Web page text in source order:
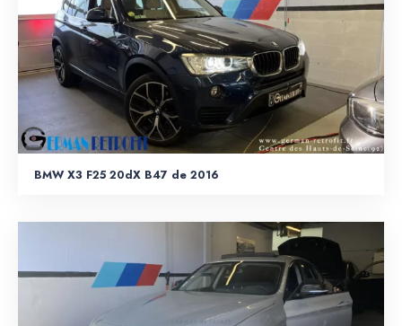
BMW X3 F25 20dX B47 de 2016